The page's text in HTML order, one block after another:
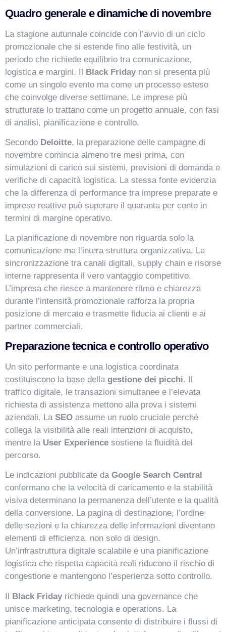
Quadro generale e dinamiche di novembre
La stagione autunnale coincide con l’avvio di un ciclo
promozionale che si estende fino alle festività, un
periodo che richiede equilibrio tra comunicazione,
logistica e margini. Il Black Friday non si presenta più
come un singolo evento ma come un processo esteso
che coinvolge diverse settimane. Le imprese più
strutturate lo trattano come un progetto annuale, con fasi
di analisi, pianificazione e controllo.
Secondo Deloitte, la preparazione delle campagne di
novembre comincia almeno tre mesi prima, con
simulazioni di carico sui sistemi, previsioni di domanda e
verifiche di capacità logistica. La stessa fonte evidenzia
che la differenza di performance tra imprese preparate e
imprese reattive può superare il quaranta per cento in
termini di margine operativo.
La pianificazione di novembre non riguarda solo la
comunicazione ma l’intera struttura organizzativa. La
sincronizzazione tra canali digitali, supply chain e risorse
interne rappresenta il vero vantaggio competitivo.
L’impresa che riesce a mantenere ritmo e chiarezza
durante l’intensità promozionale rafforza la propria
posizione di mercato e trasmette fiducia ai clienti e ai
partner commerciali.
Preparazione tecnica e controllo operativo
Un sito performante e una logistica coordinata
costituiscono la base della gestione dei picchi. Il
traffico digitale, le transazioni simultanee e l’elevata
richiesta di assistenza mettono alla prova i sistemi
aziendali. La SEO assume un ruolo cruciale perché
collega la visibilità alle reali intenzioni di acquisto,
mentre la User Experience sostiene la fluidità del
percorso.
Le indicazioni pubblicate da Google Search Central
confermano che la velocità di caricamento e la stabilità
visiva determinano la permanenza dell’utente e la qualità
della conversione. La pagina di destinazione, l’ordine
delle sezioni e la chiarezza delle informazioni diventano
elementi di efficienza, non solo di design.
Un’infrastruttura digitale scalabile e una pianificazione
logistica che rispetta capacità reali riducono il rischio di
congestione e mantengono l’esperienza sotto controllo.
Il Black Friday richiede quindi una governance che
unisce marketing, tecnologia e operations. La
pianificazione anticipata consente di distribuire i flussi di
Salve! Sono VismarChat, l'agente AI di Vismarcorp. In
cosa possiamo esserti utile?